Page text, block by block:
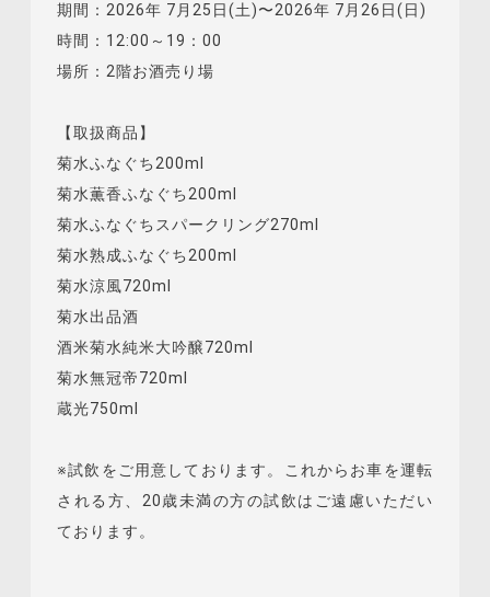
期間：2026年 7月25日(土)〜2026年 7月26日(日)
時間：12:00～19：00
場所：2階お酒売り場
【取扱商品】
菊水ふなぐち200ml
菊水薫香ふなぐち200ml
菊水ふなぐちスパークリング270ml
菊水熟成ふなぐち200ml
菊水涼風720ml
菊水出品酒
酒米菊水純米大吟醸720ml
菊水無冠帝720ml
蔵光750ml
※試飲をご用意しております。これからお車を運転
される方、20歳未満の方の試飲はご遠慮いただい
ております。